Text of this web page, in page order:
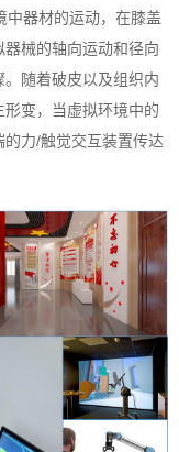
器材的运动，在膝盖
械的轴向运动和径向
随着破皮以及组织内
变，当虚拟环境中的
力/触觉交互装置传达